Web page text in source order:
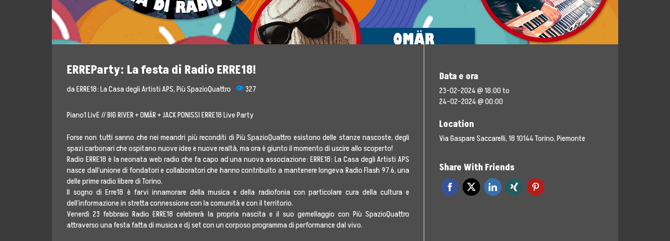
Blogger
La Nostra Rete
#MetaBlog
Diventa Socio
Contatti
ERREParty: La festa di Radio ERRE18!
daERRE18: La Casa degli Artisti APS,Più SpazioQuattro 327
Piano1 LivE // BIG RIVER + OMÄR + JACK PONISSI ERRE18 Live Party
Forse non tutti sanno che nei meandri più reconditi di Più SpazioQuattro esistono delle stanze nascoste, degli
spazi carbonari che ospitano nuove idee e nuove realtà, ma ora è giunto il momento di uscire allo scoperto!
Radio ERRE18 è la neonata web radio che fa capo ad una nuova associazione: ERRE18: La Casa degli Artisti APS
nasce dall’unione di fondatori e collaboratori che hanno contribuito a mantenere longeva Radio Flash 97.6, una
delle prime radio libere di Torino.
Il sogno di Erre18 è farvi innamorare della musica e della radiofonia con particolare cura della cultura e
dell’informazione in stretta connessione con la comunità e con il territorio.
Venerdì 23 febbraio Radio ERRE18 celebrerà la propria nascita e il suo gemellaggio con Più SpazioQuattro
attraverso una festa fatta di musica e dj set con un corposo programma di performance dal vivo.
Data e ora
23-02-2024 @ 18:00to
24-02-2024 @ 00:00
Location
Via Gaspare Saccarelli, 18 10144 Torino, Piemonte
Share With Friends